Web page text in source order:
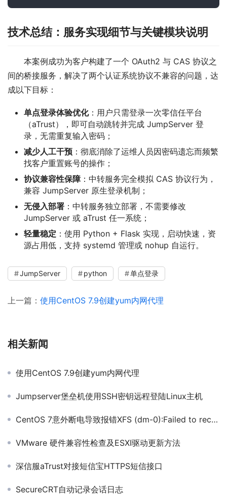
技术总结：服务实现细节与关键模块说明
本案例成功为客户构建了一个 OAuth2 与 CAS 协议之
间的桥接服务，解决了两个认证系统协议不兼容的问题，达
成以下目标：
单点登录体验优化：用户只需登录一次零信任平台
（aTrust），即可自动跳转并完成 JumpServer 登
录，无需重复输入密码；
减少人工干预 ：彻底消除了运维人员因密码遗忘而频繁
找客户重置账号的操作；
协议兼容性保障：中转服务完全模拟 CAS 协议行为，
兼容 JumpServer 原生登录机制；
无侵入部署 ：中转服务独立部署，不需要修改
JumpServer 或 aTrust 任一系统；
轻量稳定 ：使用 Python + Flask 实现，启动快速，资
源占用低，支持 systemd 管理或 nohup 自运行。
JumpServer python 单点登录
上一篇： 使用CentOS 7.9创建yum内网代理
相关新闻
使用CentOS 7.9创建yum内网代理
Jumpserver堡垒机使用SSH密钥远程登陆Linux主机
CentOS 7意外断电导致报错XFS (dm-0):Failed to recover intents无法启动
VMware 硬件兼容性检查及ESXI驱动更新方法
深信服aTrust对接短信宝HTTPS短信接口
SecureCRT自动记录会话日志